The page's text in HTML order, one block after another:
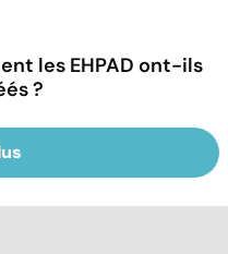
les EHPAD ont-ils
?